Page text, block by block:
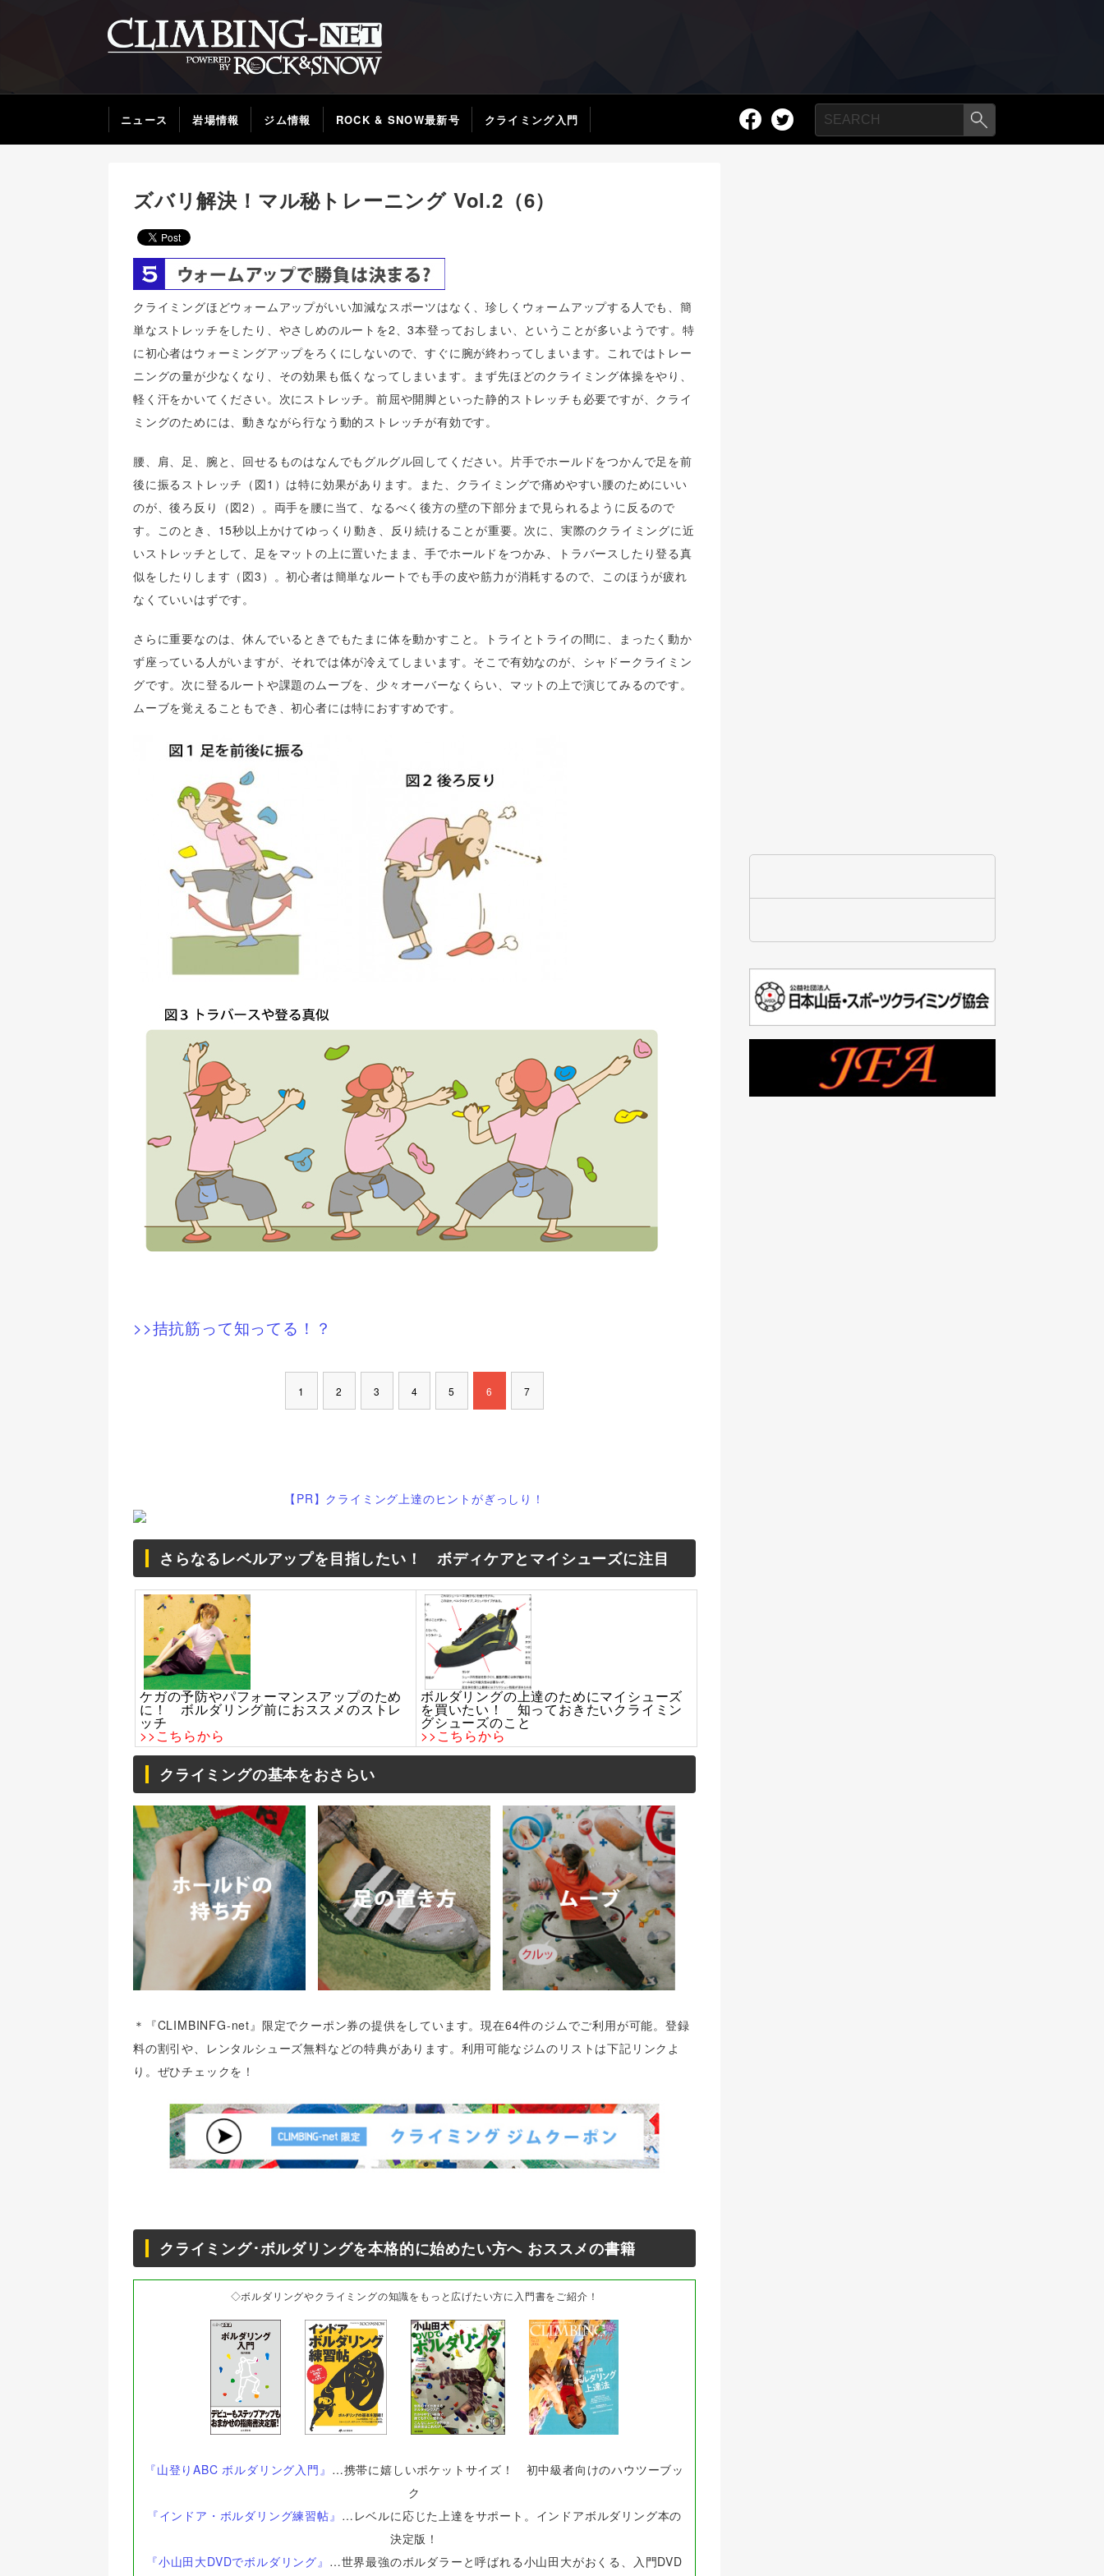
ニュース 岩場情報 ジム情報 ROCK & SNOW最新号 クライミング入門
ズバリ解決！マル秘トレーニング Vol.2（6）
クライミングほどウォームアップがいい加減なスポーツはなく、珍しくウォームアップする人でも、簡
単なストレッチをしたり、やさしめのルートを2、3本登っておしまい、ということが多いようです。特
に初心者はウォーミングアップをろくにしないので、すぐに腕が終わってしまいます。これではトレー
ニングの量が少なくなり、その効果も低くなってしまいます。まず先ほどのクライミング体操をやり、
軽く汗をかいてください。次にストレッチ。前屈や開脚といった静的ストレッチも必要ですが、クライ
ミングのためには、動きながら行なう動的ストレッチが有効です。
腰、肩、足、腕と、回せるものはなんでもグルグル回してください。片手でホールドをつかんで足を前
後に振るストレッチ（図1）は特に効果があります。また、クライミングで痛めやすい腰のためにいい
のが、後ろ反り（図2）。両手を腰に当て、なるべく後方の壁の下部分まで見られるように反るので
す。このとき、15秒以上かけてゆっくり動き、反り続けることが重要。次に、実際のクライミングに近
いストレッチとして、足をマットの上に置いたまま、手でホールドをつかみ、トラバースしたり登る真
似をしたりします（図3）。初心者は簡単なルートでも手の皮や筋力が消耗するので、このほうが疲れ
なくていいはずです。
さらに重要なのは、休んでいるときでもたまに体を動かすこと。トライとトライの間に、まったく動か
ず座っている人がいますが、それでは体が冷えてしまいます。そこで有効なのが、シャドークライミン
グです。次に登るルートや課題のムーブを、少々オーバーなくらい、マットの上で演じてみるのです。
ムーブを覚えることもでき、初心者には特におすすめです。
>>拮抗筋って知ってる！？
1 2 3 4 5 6 7
【PR】クライミング上達のヒントがぎっしり！
さらなるレベルアップを目指したい！ ボディケアとマイシューズに注目
ケガの予防やパフォーマンスアップのため
に！ ボルダリング前におススメのストレ
ッチ
>>こちらから
ボルダリングの上達のためにマイシューズ
を買いたい！ 知っておきたいクライミン
グシューズのこと
>>こちらから
クライミングの基本をおさらい
＊『CLIMBINFG-net』限定でクーポン券の提供をしています。現在64件のジムでご利用が可能。登録
料の割引や、レンタルシューズ無料などの特典があります。利用可能なジムのリストは下記リンクよ
り。ぜひチェックを！
クライミング･ボルダリングを本格的に始めたい方へ おススメの書籍
◇ボルダリングやクライミングの知識をもっと広げたい方に入門書をご紹介！
『山登りABC ボルダリング入門』 …携帯に嬉しいポケットサイズ！ 初中級者向けのハウツーブッ
ク
『インドア・ボルダリング練習帖』 …レベルに応じた上達をサポート。インドアボルダリング本の
決定版！
『小山田大DVDでボルダリング』 …世界最強のボルダラーと呼ばれる小山田大がおくる、入門DVD